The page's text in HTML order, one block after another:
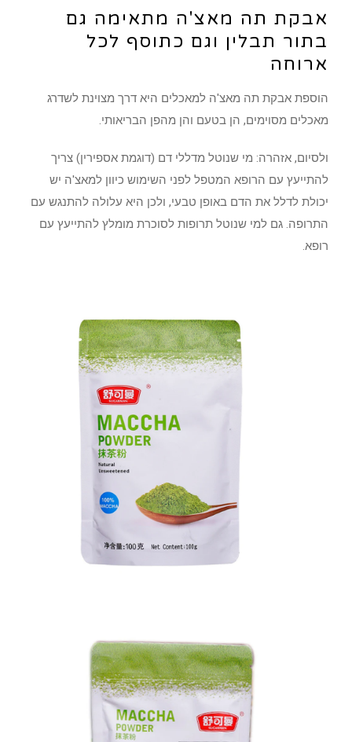
אבקת תה מאצ'ה מתאימה גם
בתור תבלין וגם כתוסף לכל
ארוחה
הוספת אבקת תה מאצ'ה למאכלים היא דרך מצוינת לשדרג
מאכלים מסוימים, הן בטעם והן מהפן הבריאותי.
ולסיום, אזהרה: מי שנוטל מדללי דם (דוגמת אספירין) צריך
להתייעץ עם הרופא המטפל לפני השימוש כיוון למאצ'ה יש
יכולת לדלל את הדם באופן טבעי, ולכן היא עלולה להתנגש עם
התרופה. גם למי שנוטל תרופות לסוכרת מומלץ להתייעץ עם
רופא.